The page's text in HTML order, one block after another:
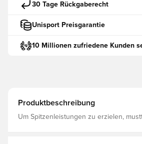
30 Tage Rückgaberecht
Unisport Preisgarantie
10 Millionen zufriedene Kunden
Produktbeschreibung
Um Spitzenleistungen zu erzielen,